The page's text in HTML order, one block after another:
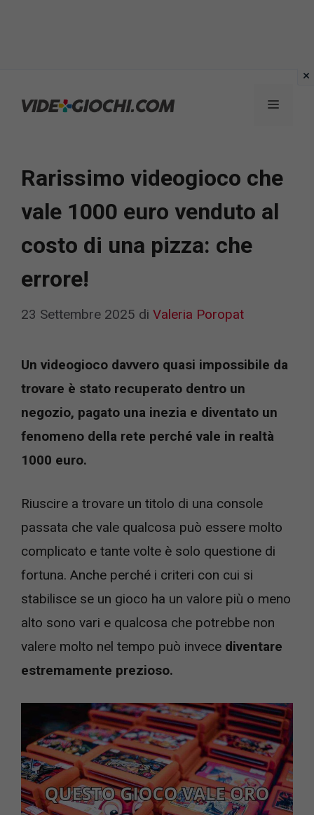
Menu
Rarissimo videogioco che
vale 1000 euro venduto al
costo di una pizza: che
errore!
23 Settembre 2025 di Valeria Poropat
Un videogioco davvero quasi impossibile da
trovare è stato recuperato dentro un
negozio, pagato una inezia e diventato un
fenomeno della rete perché vale in realtà
1000 euro.
Riuscire a trovare un titolo di una console
passata che vale qualcosa può essere molto
complicato e tante volte è solo questione di
fortuna. Anche perché i criteri con cui si
stabilisce se un gioco ha un valore più o meno
alto sono vari e qualcosa che potrebbe non
valere molto nel tempo può invece diventare
estremamente prezioso.